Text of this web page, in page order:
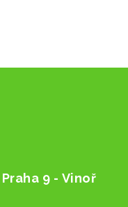
9 - Vinoř